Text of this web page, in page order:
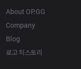
About OP.GG
Company
Blog
로고 히스토리